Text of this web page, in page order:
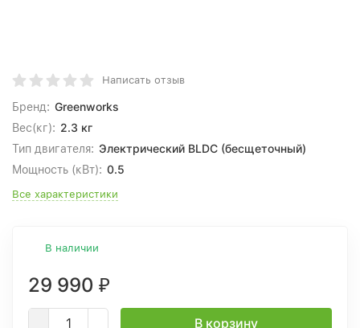
Написать отзыв
Бренд: Greenworks
Вес(кг): 2.3 кг
Тип двигателя: Электрический BLDC (бесщеточный)
Мощность (кВт): 0.5
Все характеристики
В наличии
29 990 ₽
В корзину